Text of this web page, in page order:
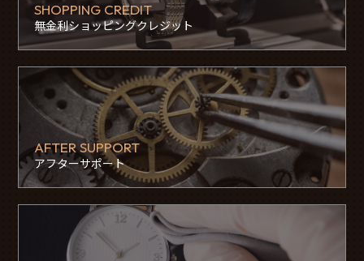
SHOPPING CREDIT
無金利ショッピングクレジット
AFTER SUPPORT
アフターサポート